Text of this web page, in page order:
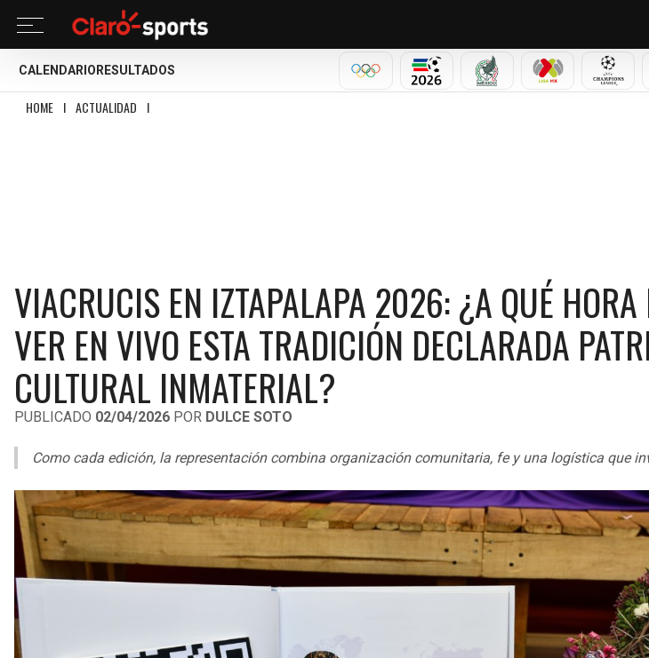
CALENDARIO RESULTADOS
OLÍMPICOSMUNDIAL 2026SELECCIÓN MEXICANA
LIGA MX
HOME I ACTUALIDAD I
VIACRUCIS EN IZTAPALAPA 2026: ¿A QUÉ
VER EN VIVO ESTA TRADICIÓN DECLARADA
CULTURAL INMATERIAL?
PUBLICADO 02/04/2026 POR DULCE SOTO
Como cada edición, la representación combina organización comunitaria, fe y una logística que